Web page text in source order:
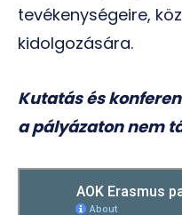
tevékenységeire,
kidolgozására.
Kutatás és
a pályázaton nem